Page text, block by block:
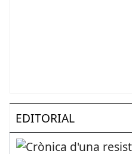
EDITORIAL